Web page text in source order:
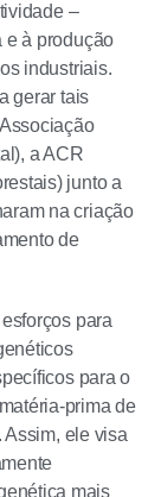
–
e à produção
industriais.
gerar tais
a ACR
junto a
na criação
de
para
para o
prima de
ele visa
mais